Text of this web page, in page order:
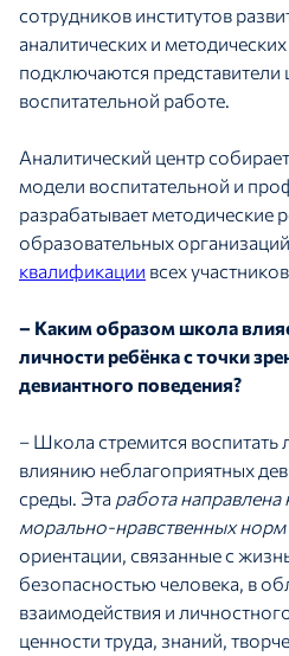
сотрудников институтов
аналитических и
подключаются
воспитательной работе.
Аналитический центр
модели воспитательной и
разрабатывает методические
образовательных
квалификации всех
– Каким образом школа
личности ребёнка с точки
девиантного поведения?
– Школа стремится воспитать
влиянию неблагоприятных
среды. Эта работа
морально-нравственных норм
ориентации, связанные с
безопасностью человека, в
взаимодействия и
ценности труда, знаний,